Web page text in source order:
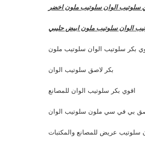
سلوتيب الوان سلوتيب ملون اخضر
الوان سلوتيب ملون ابيض حليبي
بكر سلوتيب الوان سلوتيب ملون
بكر لاصق سلوتيب الوان
اقوي بكر سلوتيب الوان للمصانع
سلوتيب عريض للمصانع والمكتبات